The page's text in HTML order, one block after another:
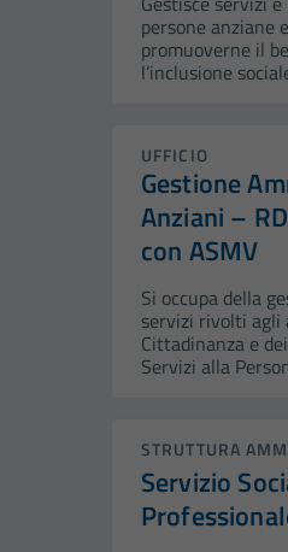
persone anziane
promuoverne il
l’inclusione
UFFICIO
Gestione
Anziani –
con ASMV
Si occupa della
servizi rivolti agli
Cittadinanza e
Servizi alla
STRUTTURA
Servizio